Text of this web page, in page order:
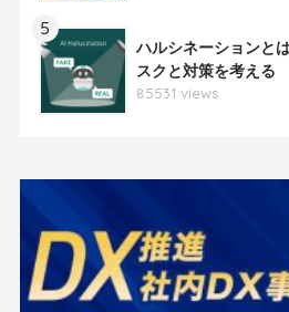
5
ハルシネーションと
スクと対策を考える
85531 views